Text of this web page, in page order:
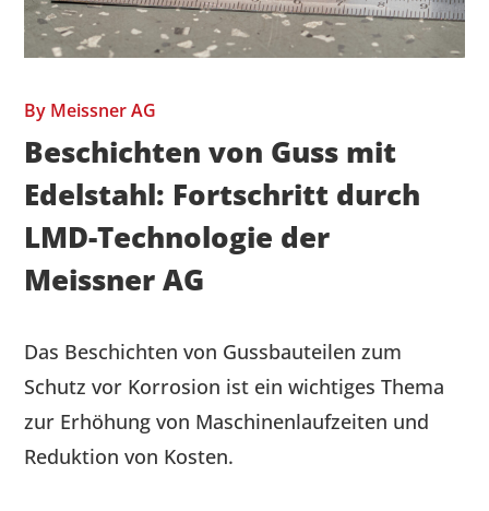
By Meissner AG
Beschichten von Guss mit
Edelstahl: Fortschritt durch
LMD-Technologie der
Meissner AG
Das Beschichten von Gussbauteilen zum
Schutz vor Korrosion ist ein wichtiges Thema
zur Erhöhung von Maschinenlaufzeiten und
Reduktion von Kosten.